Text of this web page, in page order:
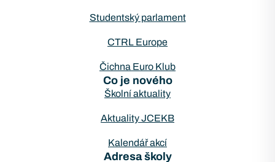
Studentský parlament
CTRL Europe
Čichna Euro Klub
Co je nového
Školní aktuality
Aktuality JCEKB
Kalendář akcí
Adresa školy